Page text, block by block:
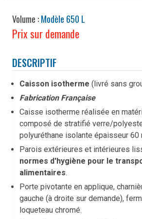
Volume :Modèle 650 L
Prix sur demande
DESCRIPTIF
Caisson isotherme (livré sans
Fabrication Française
Caisse isotherme réalisée en
composé de stratifié verre/
polyuréthane isolante épaisseur 60
Parois extérieures et intérieures
normes d'hygiène pour le
alimentaires.
Porte pivotante en applique,
gauche (à droite sur demande),
loqueteau chromé.